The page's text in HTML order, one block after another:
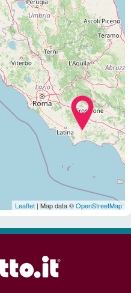
Leaflet | Map data ©OpenStreetMap